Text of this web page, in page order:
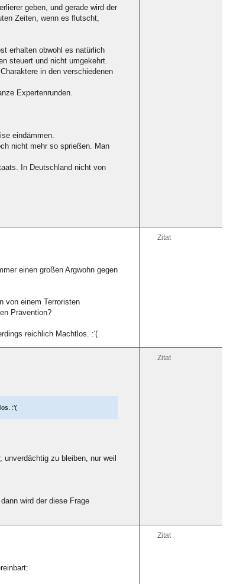
geben, und gerade wird der
Zeiten, wenn es flutscht,
erhalten obwohl es natürlich
steuert und nicht umgekehrt.
in den verschiedenen
Expertenrunden.
eindämmen.
nicht mehr so sprießen. Man
In Deutschland nicht von
Zitat
einen großen Argwohn gegen
von einem Terroristen
Prävention?
reichlich Machtlos. :'(
Zitat
:'(
zu bleiben, nur weil
wird der diese Frage
Zitat